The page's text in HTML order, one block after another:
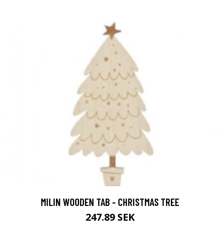
MILIN WOODEN TAB - CHRISTMAS TREE
247.89 SEK